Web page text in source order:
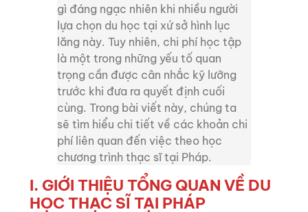
gì đáng ngạc nhiên khi nhiều người
lựa chọn du học tại xứ sở hình lục
lăng này. Tuy nhiên, chi phí học tập
là một trong những yếu tố quan
trọng cần được cân nhắc kỹ lưỡng
trước khi đưa ra quyết định cuối
cùng. Trong bài viết này, chúng ta
sẽ tìm hiểu chi tiết về các khoản chi
phí liên quan đến việc theo học
chương trình thạc sĩ tại Pháp.
I. GIỚI THIỆU TỔNG QUAN VỀ DU
HỌC THẠC SĨ TẠI PHÁP